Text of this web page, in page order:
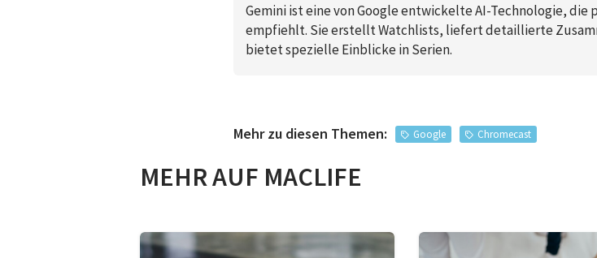
Gemini ist eine von Google entwickelte AI-Technologie,
empfiehlt. Sie erstellt Watchlists, liefert detaillierte
bietet spezielle Einblicke in Serien.
Mehr zu diesen Themen: Google Chromecast
MEHR AUF MACLIFE